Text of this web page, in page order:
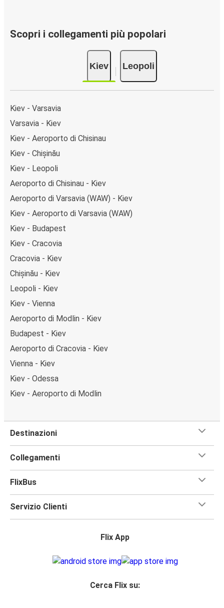
Scopri i collegamenti più popolari
Kiev Leopoli
Kiev - Varsavia
Varsavia - Kiev
Kiev - Aeroporto di Chisinau
Kiev - Chișinău
Kiev - Leopoli
Aeroporto di Chisinau - Kiev
Aeroporto di Varsavia (WAW) - Kiev
Kiev - Aeroporto di Varsavia (WAW)
Kiev - Budapest
Kiev - Cracovia
Cracovia - Kiev
Chișinău - Kiev
Leopoli - Kiev
Kiev - Vienna
Aeroporto di Modlin - Kiev
Budapest - Kiev
Aeroporto di Cracovia - Kiev
Vienna - Kiev
Kiev - Odessa
Kiev - Aeroporto di Modlin
Destinazioni
Collegamenti
FlixBus
Servizio Clienti
Flix App
Cerca Flix su: